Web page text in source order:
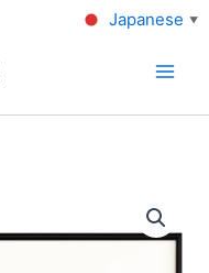
Japanese ▼